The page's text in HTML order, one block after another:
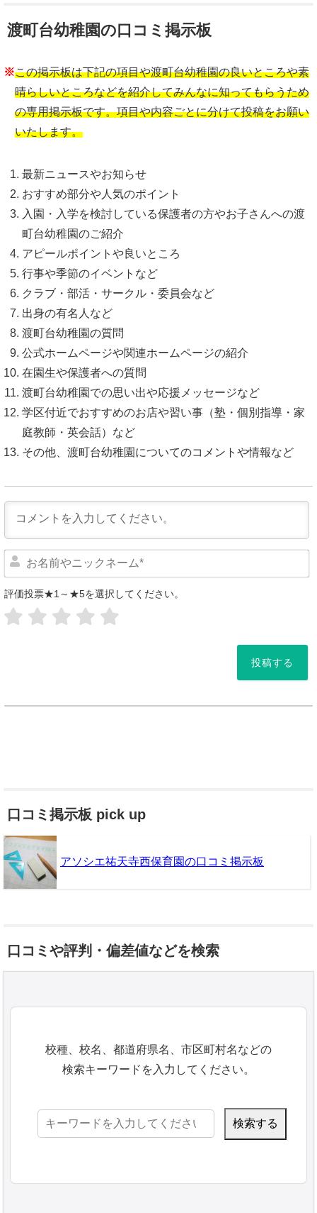
渡町台幼稚園の口コミ掲示板
※この掲示板は下記の項目や渡町台幼稚園の良いところや素
晴らしいところなどを紹介してみんなに知ってもらうため
の専用掲示板です。項目や内容ごとに分けて投稿をお願い
いたします。
最新ニュースやお知らせ
おすすめ部分や人気のポイント
入園・入学を検討している保護者の方やお子さんへの渡
町台幼稚園のご紹介
アピールポイントや良いところ
行事や季節のイベントなど
クラブ・部活・サークル・委員会など
出身の有名人など
渡町台幼稚園の質問
公式ホームページや関連ホームページの紹介
在園生や保護者への質問
渡町台幼稚園での思い出や応援メッセージなど
学区付近でおすすめのお店や習い事（塾・個別指導・家
庭教師・英会話）など
その他、渡町台幼稚園についてのコメントや情報など
評価投票★1～★5を選択してください。
口コミ掲示板 pick up
アソシエ祐天寺西保育園の口コミ掲示板
口コミや評判・偏差値などを検索
校種、校名、都道府県名、市区町村名などの
検索キーワードを入力してください。
検